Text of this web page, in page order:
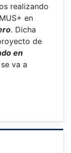
realizando
en
. Dicha
de
en
va a